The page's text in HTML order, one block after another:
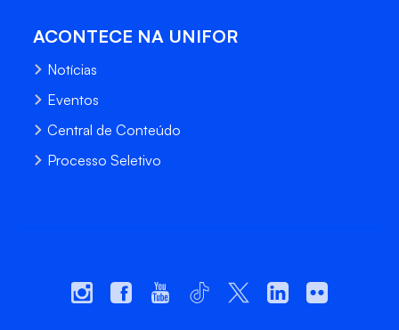
ACONTECE NA UNIFOR
Notícias
Eventos
Central de Conteúdo
Processo Seletivo